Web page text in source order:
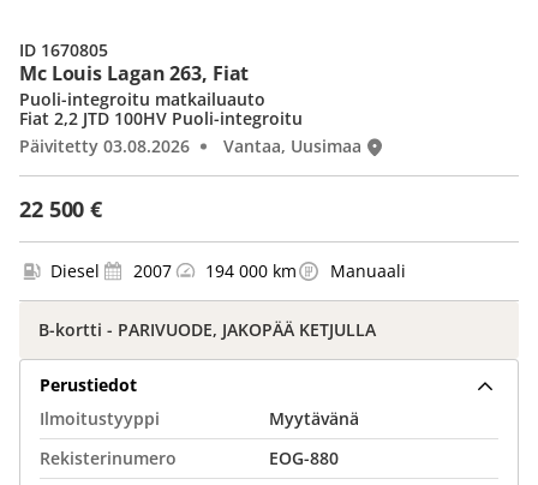
Mc Louis Lagan 263, Fiat
22 500 €
Puoli-integroitu matkailuauto
Fiat 2,2 JTD 100HV Puoli-integroitu
Päivitetty 03.08.2026
Vantaa, Uusimaa
ID 1670805
Diesel 2007 194 000 km Manuaali
B-kortti - PARIVUODE, JAKOPÄÄ KETJULLA
Perustiedot
Ilmoitustyyppi
Myytävänä
Rekisterinumero
EOG-880